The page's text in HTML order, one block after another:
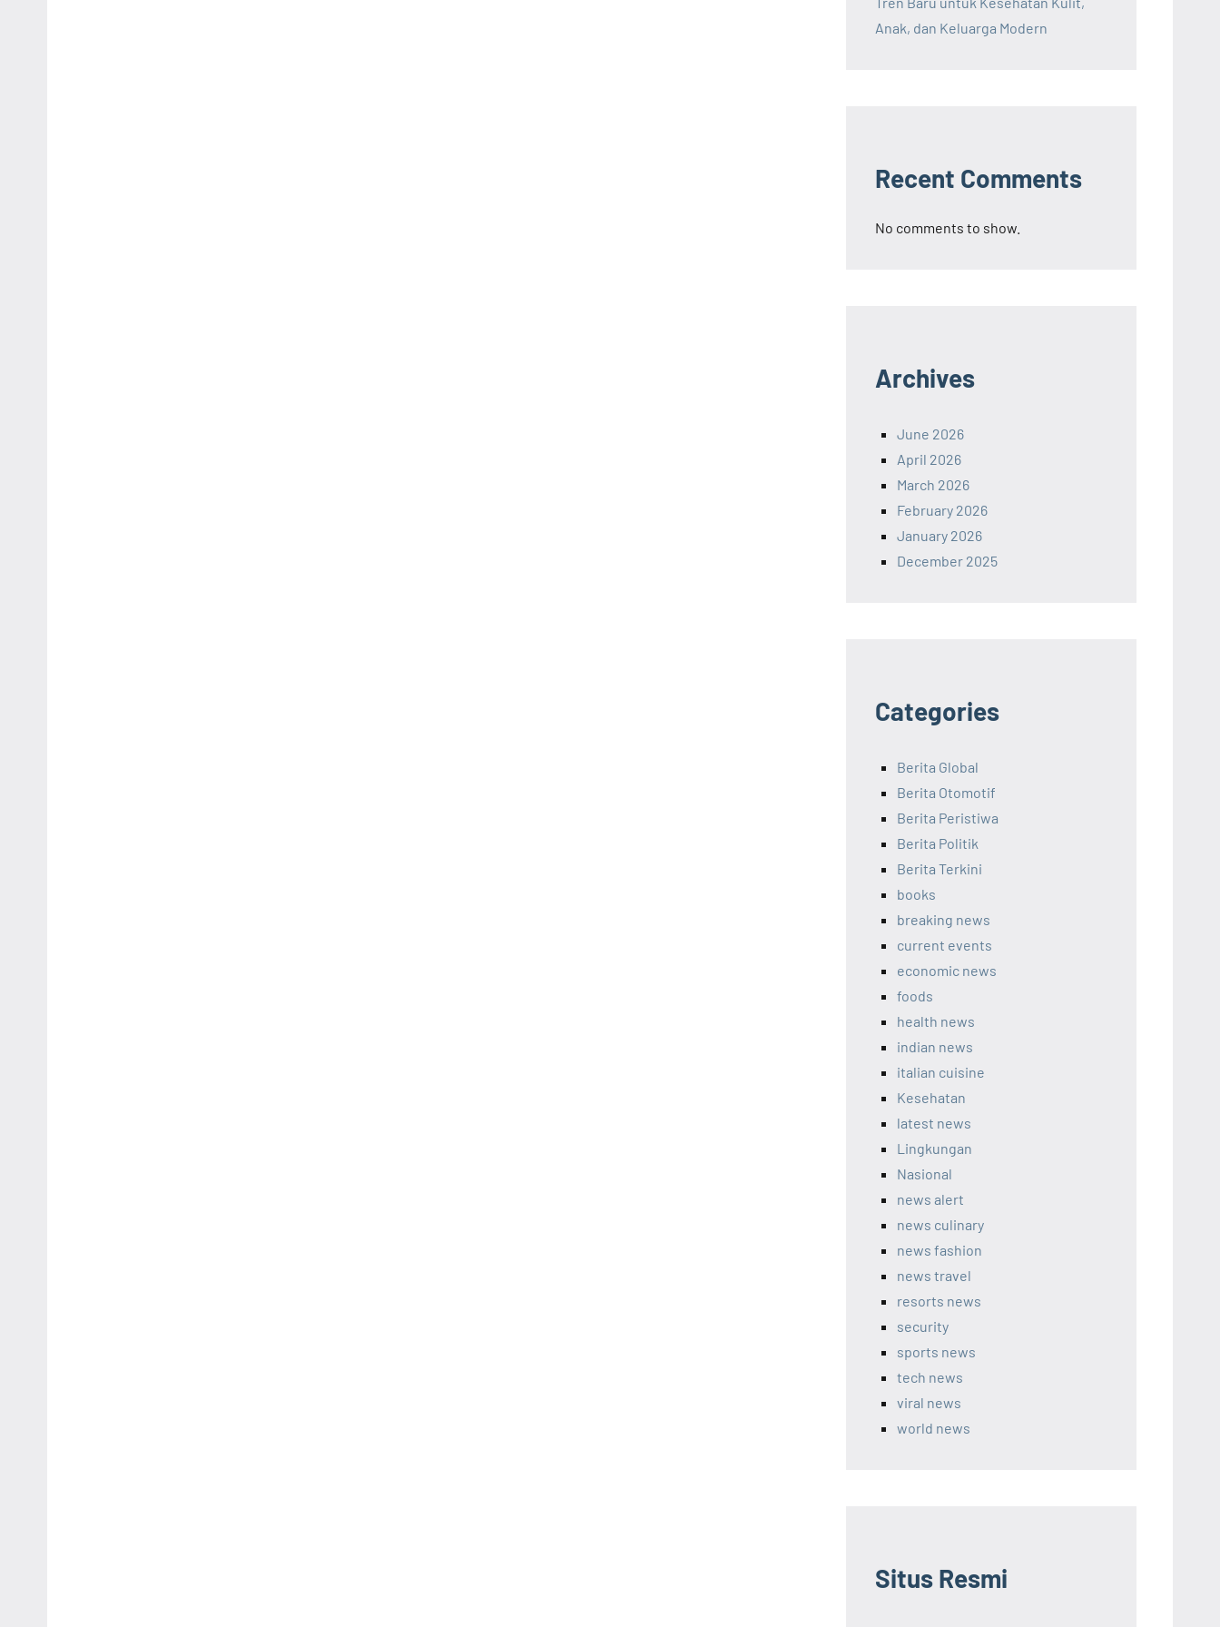
Anak, dan Keluarga Modern
Recent Comments
No comments to show.
Archives
June 2026
April 2026
March 2026
February 2026
January 2026
December 2025
Categories
Berita Global
Berita Otomotif
Berita Peristiwa
Berita Politik
Berita Terkini
books
breaking news
current events
economic news
foods
health news
indian news
italian cuisine
Kesehatan
latest news
Lingkungan
Nasional
news alert
news culinary
news fashion
news travel
resorts news
security
sports news
tech news
viral news
world news
Situs Resmi